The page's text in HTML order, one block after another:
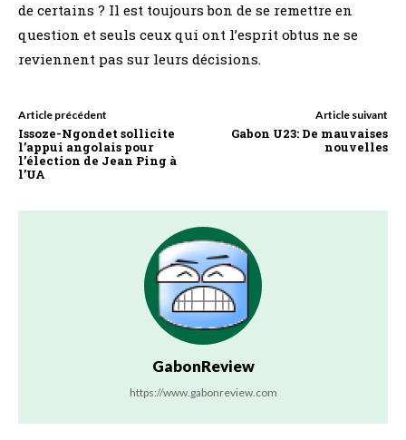
de certains ? Il est toujours bon de se remettre en
question et seuls ceux qui ont l’esprit obtus ne se
reviennent pas sur leurs décisions.
Article précédent
Issoze-Ngondet sollicite
l’appui angolais pour
l’élection de Jean Ping à
l’UA
Article suivant
Gabon U23: De mauvaises
nouvelles
GabonReview
https://www.gabonreview.com